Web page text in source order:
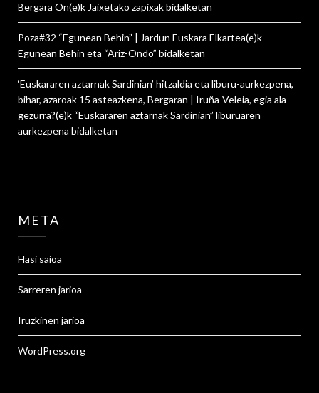
Bergara On(e)k Jaixetako zapixakbidalketan
Poza#32 “Egunean Behin” | Jardun Euskara Elkartea(e)k
Egunean Behin eta “Ariz-Ondo” bidalketan
‘Euskararen aztarnak Sardinian’ hitzaldia eta liburu-aurkezpena,
bihar, azaroak 15 asteazkena, Bergaran | Iruña-Veleia, egia ala
gezurra?(e)k “Euskararen aztarnak Sardinian” liburuaren
aurkezpena bidalketan
META
Hasi saioa
Sarreren jarioa
Iruzkinen jarioa
WordPress.org